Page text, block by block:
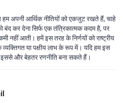
अपनी आर्थिक नीतियों को एकजुट रखते हैं, चाहे
बंद कर देना सिर्फ एक तंत्रिकात्मक कदम है, पर
नहीं आती। हमें इस तरह के निर्णयों को राष्ट्रीय
व्यक्तिगत या पक्षीय लाभ के रूप में। यदि हम इस
इससे और बेहतर रणनीति बना सकते हैं।